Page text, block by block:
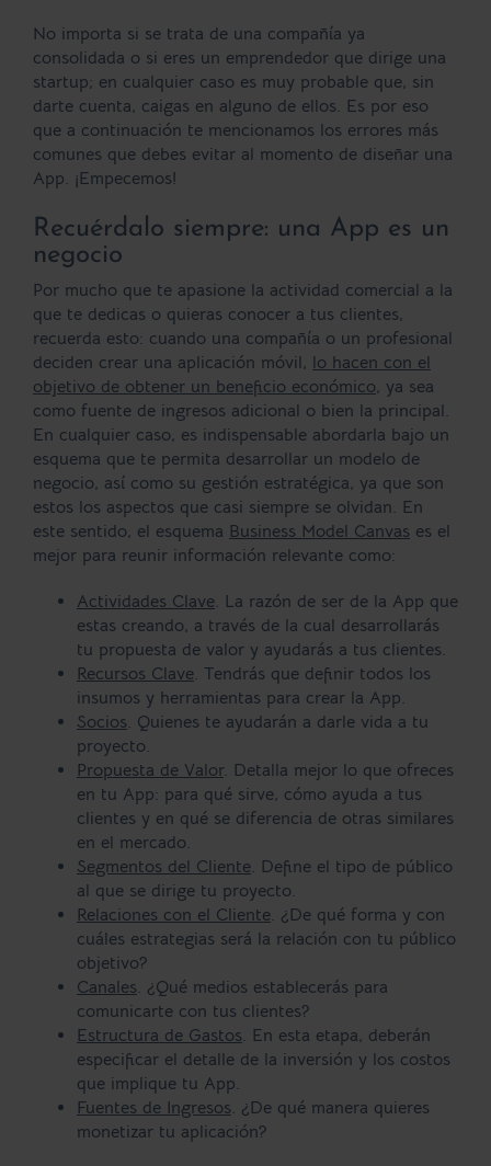
No importa si se trata de una compañía ya
consolidada o si eres un emprendedor que dirige una
startup; en cualquier caso es muy probable que, sin
darte cuenta, caigas en alguno de ellos. Es por eso
que a continuación te mencionamos los errores más
comunes que debes evitar al momento de diseñar una
App. ¡Empecemos!
Recuérdalo siempre: una App es un
negocio
Por mucho que te apasione la actividad comercial a la
que te dedicas o quieras conocer a tus clientes,
recuerda esto: cuando una compañía o un profesional
deciden crear una aplicación móvil, lo hacen con el
objetivo de obtener un beneficio económico, ya sea
como fuente de ingresos adicional o bien la principal.
En cualquier caso, es indispensable abordarla bajo un
esquema que te permita desarrollar un modelo de
negocio, así como su gestión estratégica, ya que son
estos los aspectos que casi siempre se olvidan. En
este sentido, el esquema Business Model Canvas es el
mejor para reunir información relevante como:
Actividades Clave. La razón de ser de la App que
estas creando, a través de la cual desarrollarás
tu propuesta de valor y ayudarás a tus clientes.
Recursos Clave. Tendrás que definir todos los
insumos y herramientas para crear la App.
Socios. Quienes te ayudarán a darle vida a tu
proyecto.
Propuesta de Valor. Detalla mejor lo que ofreces
en tu App: para qué sirve, cómo ayuda a tus
clientes y en qué se diferencia de otras similares
en el mercado.
Segmentos del Cliente. Define el tipo de público
al que se dirige tu proyecto.
Relaciones con el Cliente. ¿De qué forma y con
cuáles estrategias será la relación con tu público
objetivo?
Canales. ¿Qué medios establecerás para
comunicarte con tus clientes?
Estructura de Gastos. En esta etapa, deberán
especificar el detalle de la inversión y los costos
que implique tu App.
Fuentes de Ingresos. ¿De qué manera quieres
monetizar tu aplicación?